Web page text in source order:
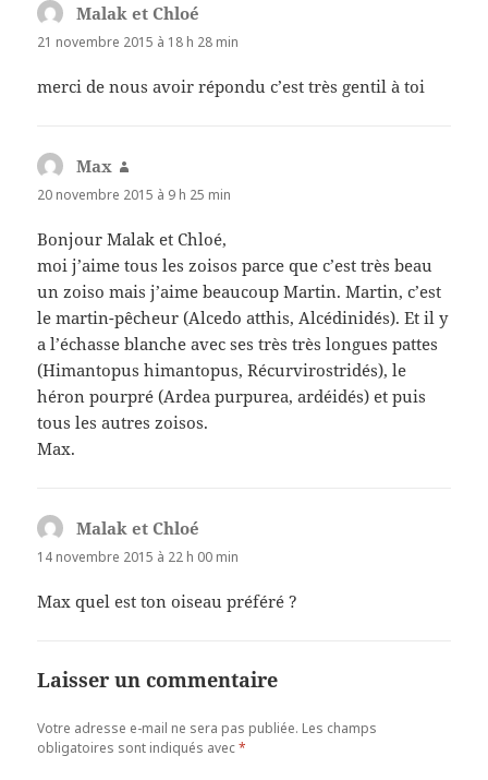
Malak et Chloé
21 novembre 2015 à 18 h 28 min
merci de nous avoir répondu c’est très gentil à toi
Max
20 novembre 2015 à 9 h 25 min
Bonjour Malak et Chloé,
moi j’aime tous les zoisos parce que c’est très beau
un zoiso mais j’aime beaucoup Martin. Martin, c’est
le martin-pêcheur (Alcedo atthis, Alcédinidés). Et il y
a l’échasse blanche avec ses très très longues pattes
(Himantopus himantopus, Récurvirostridés), le
héron pourpré (Ardea purpurea, ardéidés) et puis
tous les autres zoisos.
Max.
Malak et Chloé
14 novembre 2015 à 22 h 00 min
Max quel est ton oiseau préféré ?
Laisser un commentaire
Votre adresse e-mail ne sera pas publiée. Les champs
obligatoires sont indiqués avec*